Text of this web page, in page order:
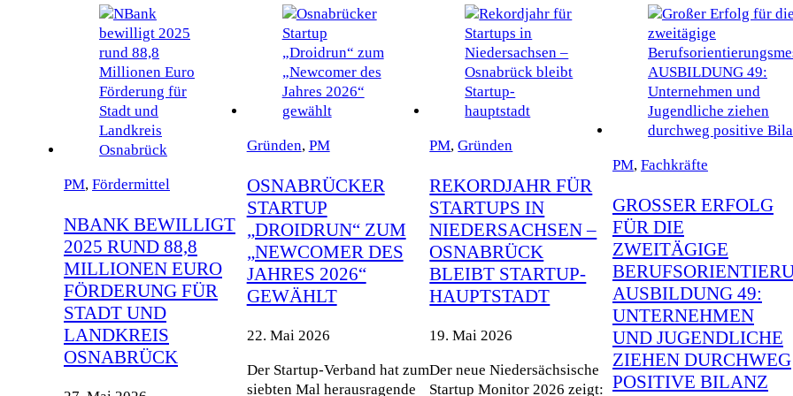
PM, Fördermittel
NBANK BEWILLIGT
2025 RUND 88,8
MILLIONEN EURO
FÖRDERUNG FÜR
STADT UND
LANDKREIS
OSNABRÜCK
Gründen, PM
OSNABRÜCKER
STARTUP
„DROIDRUN“ ZUM
„NEWCOMER DES
JAHRES 2026“
GEWÄHLT
22. Mai 2026
Der Startup-Verband hat zum
siebten Mal herausragende
PM,Gründen
REKORDJAHR FÜR
STARTUPS IN
NIEDERSACHSEN –
OSNABRÜCK
BLEIBT STARTUP-
HAUPTSTADT
19. Mai 2026
Der neue Niedersächsische
Startup Monitor 2026 zeigt:
PM, Fachkräfte
GROSSER ERFOLG F
ÜR DIE Z
WEITÄGIGE B
USBILDUNG 49: U
NTERNEHMEN U
ND JUGENDLICHE Z
IEHEN DURCHWEG P
OSITIVE BILANZ